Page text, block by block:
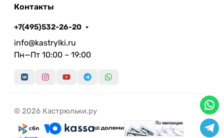
Контакты
+7(495)532-26-20
info@kastrylki.ru
Пн—Пт 10:00 – 19:00
© 2026 Кастрюльки.ру